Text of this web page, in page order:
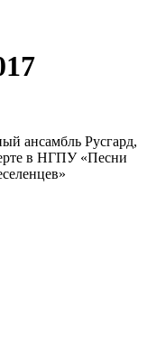
ансамбль Русгард,
в НГПУ «Песни